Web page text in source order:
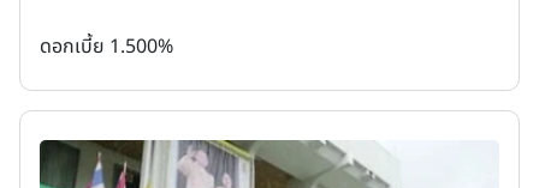
ดอกเบี้ย 1.500%